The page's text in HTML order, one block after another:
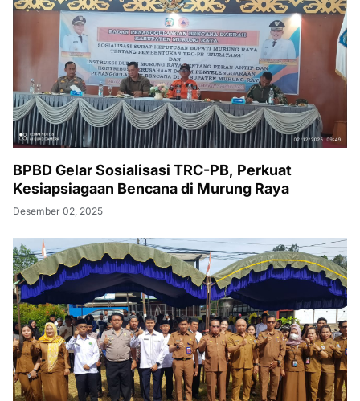
BPBD Gelar Sosialisasi TRC-PB, Perkuat
Kesiapsiagaan Bencana di Murung Raya
Desember 02, 2025